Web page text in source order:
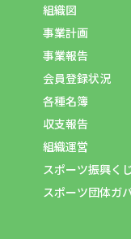
組織図
事業計画
事業報告
会員登録状況
各種名簿
収支報告
組織運営
スポーツ振興く
スポーツ団体ガ